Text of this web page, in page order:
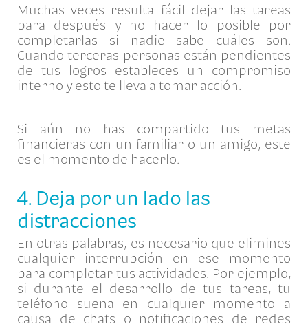
Muchas veces resulta fácil dejar las tareas
para después y no hacer lo posible por
completarlas si nadie sabe cuáles son.
Cuando terceras personas están pendientes
de tus logros estableces un compromiso
interno y esto te lleva a tomar acción.
Si aún no has compartido tus metas
financieras con un familiar o un amigo, este
es el momento de hacerlo.
4. Deja por un lado las
distracciones
En otras palabras, es necesario que elimines
cualquier interrupción en ese momento
para completar tus actividades. Por ejemplo,
si durante el desarrollo de tus tareas, tu
teléfono suena en cualquier momento a
causa de chats o notificaciones de redes